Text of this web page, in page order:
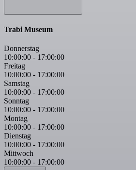
Trabi Museum
Donnerstag
10:00:00 - 17:00:00
Freitag
10:00:00 - 17:00:00
Samstag
10:00:00 - 17:00:00
Sonntag
10:00:00 - 17:00:00
Montag
10:00:00 - 17:00:00
Dienstag
10:00:00 - 17:00:00
Mittwoch
10:00:00 - 17:00:00